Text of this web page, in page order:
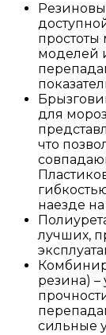
простоты
моделей
для
что
наезде
лучших,
резина) –
сильные